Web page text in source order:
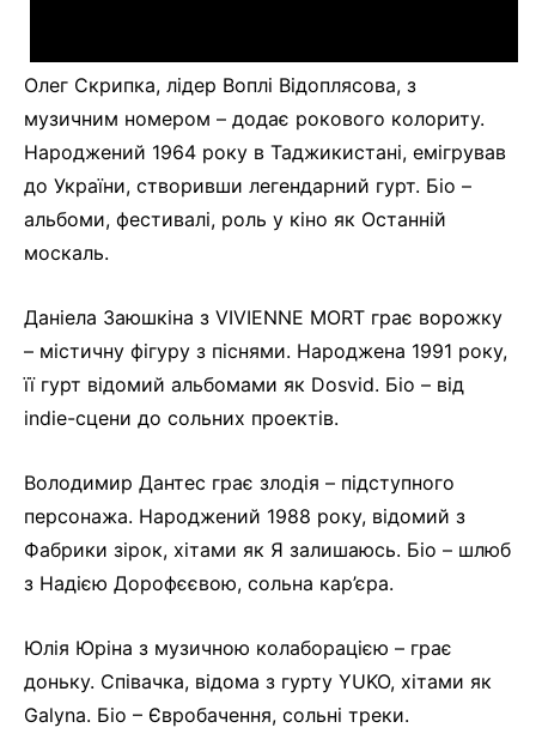
Олег Скрипка, лідер Воплі Відоплясова, з
музичним номером – додає рокового колориту.
Народжений 1964 року в Таджикистані, емігрував
до України, створивши легендарний гурт. Біо –
альбоми, фестивалі, роль у кіно як Останній
москаль.
Даніела Заюшкіна з VIVIENNE MORT грає ворожку
– містичну фігуру з піснями. Народжена 1991 року,
її гурт відомий альбомами як Dosvid. Біо – від
indie-сцени до сольних проектів.
Володимир Дантес грає злодія – підступного
персонажа. Народжений 1988 року, відомий з
Фабрики зірок, хітами як Я залишаюсь. Біо – шлюб
з Надією Дорофєєвою, сольна кар’єра.
Юлія Юріна з музичною колаборацією – грає
доньку. Співачка, відома з гурту YUKO, хітами як
Galyna. Біо – Євробачення, сольні треки.